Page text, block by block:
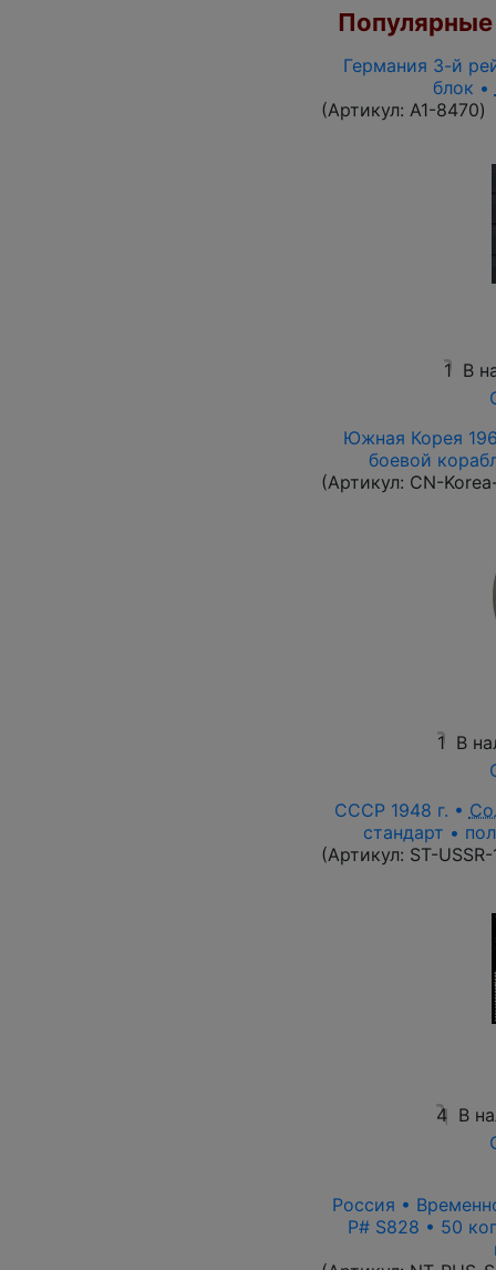
Германия 3-й
блок •
(Артикул: A1-8470)
1 В
Южная Корея
боевой
(Артикул: CN-
1 В
СССР 1948 г. •
стандарт •
(Артикул: ST-
4 В
Россия •
P# S828 • 50